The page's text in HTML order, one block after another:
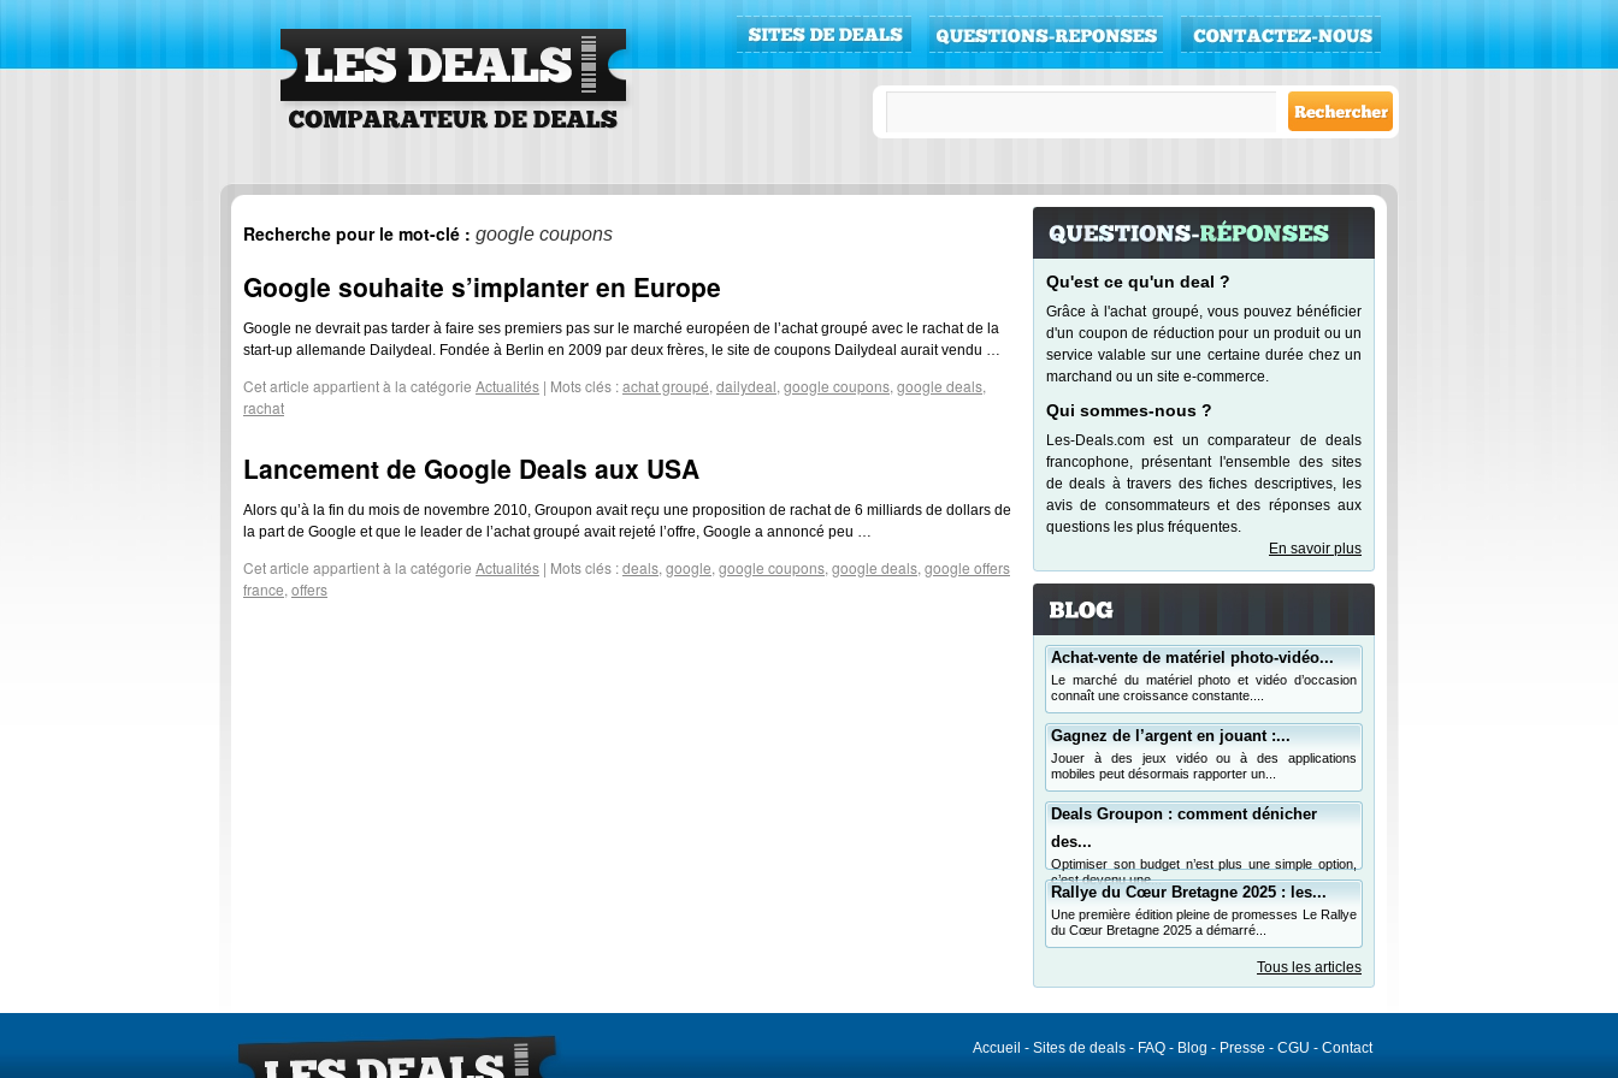
de deals
Recherche pour le mot-clé : google coupons
Google souhaite s’implanter en Europe
Google ne devrait pas tarder à faire ses premiers pas sur le marché européen de l’achat groupé avec le rachat de la
start-up allemande Dailydeal. Fondée à Berlin en 2009 par deux frères, le site de coupons Dailydeal aurait vendu …
Cet article appartient à la catégorie Actualités | Mots clés :achat groupé, dailydeal, google coupons, google deals,
rachat
Lancement de Google Deals aux USA
Alors qu’à la fin du mois de novembre 2010, Groupon avait reçu une proposition de rachat de 6 milliards de dollars de
la part de Google et que le leader de l’achat groupé avait rejeté l’offre, Google a annoncé peu …
Cet article appartient à la catégorie Actualités | Mots clés :deals, google, google coupons, google deals, google offers
france, offers
Qu'est ce qu'un deal ?
Grâce à l'achat groupé, vous pouvez bénéficier
d'un coupon de réduction pour un produit ou un
service valable sur une certaine durée chez un
marchand ou un site e-commerce.
Qui sommes-nous ?
Les-Deals.com est un comparateur de deals
francophone, présentant l'ensemble des sites
de deals à travers des fiches descriptives, les
avis de consommateurs et des réponses aux
questions les plus fréquentes.
En savoir plus
Achat-vente de matériel photo-vidéo...
Le marché du matériel photo et vidéo d’occasion
connaît une croissance constante....
Gagnez de l’argent en jouant :...
Jouer à des jeux vidéo ou à des applications
mobiles peut désormais rapporter un...
Deals Groupon : comment dénicher
des...
Optimiser son budget n’est plus une simple option,
c’est devenu une...
Rallye du Cœur Bretagne 2025 : les...
Une première édition pleine de promesses Le Rallye
du Cœur Bretagne 2025 a démarré...
Tous les articles
Accueil - Sites de deals - FAQ - Blog - Presse - CGU - Contact